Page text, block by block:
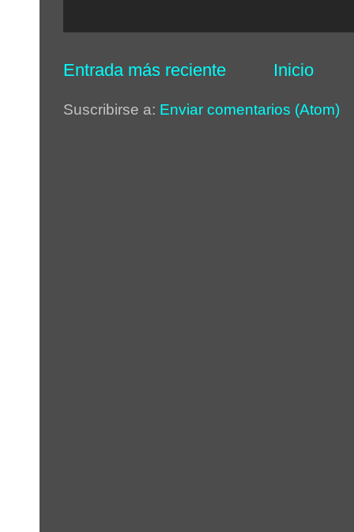
Entrada más reciente Inicio
Suscribirse a: Enviar comentarios (Atom)